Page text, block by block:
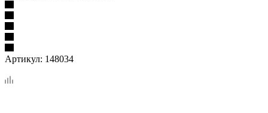
Артикул: 148034